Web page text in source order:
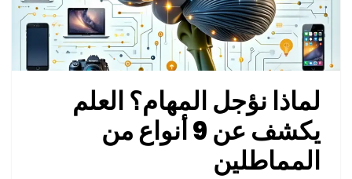
لماذا نؤجل المهام؟ العلم
يكشف عن 9 أنواع من
المماطلين